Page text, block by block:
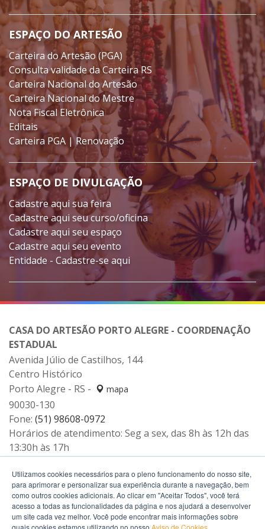
ESPAÇO DO ARTESÃO
Carteira do Artesão (PGA)
Consulta validade da Carteira RS
Carteira Nacional do Artesão
Carteira Nacional do Mestre
Nota Fiscal Eletrônica
Editais
Carteira PGA | Renovação
ESPAÇO DE DIVULGAÇÃO
Cadastre aqui sua feira
Cadastre aqui seu curso/oficina
Cadastre aqui seu espaço
Cadastre aqui seu evento
Entidade - Cadastre-se aqui
CASA DO ARTESÃO PORTO ALEGRE - COORDENAÇÃO
ESTADUAL
Avenida Júlio de Castilhos, 144
Centro Histórico
Porto Alegre - RS -
mapa
90030-130
Fone: (51) 98608-0972
Horários de atendimento: Seg a sex, das 8h às 12h das
13:30h às 17h
Utilizamos cookies necessários para o pleno funcionamento do nosso site,
para aprimorar e personalizar sua experiência durante a navegação, bem
como outros cookies adicionais. Ao clicar em "Aceitar Todos", você terá
acesso a todas as funcionalidades da página e nos ajudará a desenvolver
um site cada vez melhor. Você pode encontrar mais informações sobre
quais cookies estamos utilizando no nosso Aviso de Cookies